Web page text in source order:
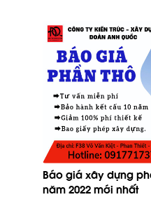
Báo giá xây dựng
năm 2022 mới nhất